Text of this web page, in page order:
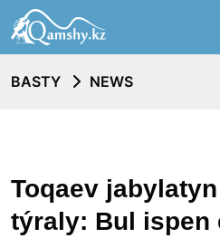
BASTY NEWS
Toqaev
týraly: Bul ispen